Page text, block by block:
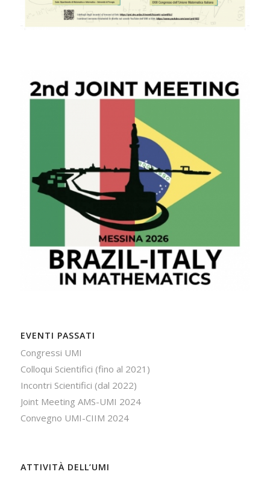
EVENTI PASSATI
Congressi UMI
Colloqui Scientifici (fino al 2021)
Incontri Scientifici (dal 2022)
Joint Meeting AMS-UMI 2024
Convegno UMI-CIIM 2024
ATTIVITÀ DELL’UMI